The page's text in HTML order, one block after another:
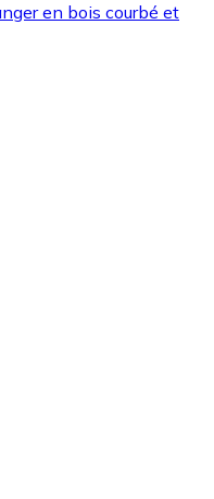
en bois courbé et